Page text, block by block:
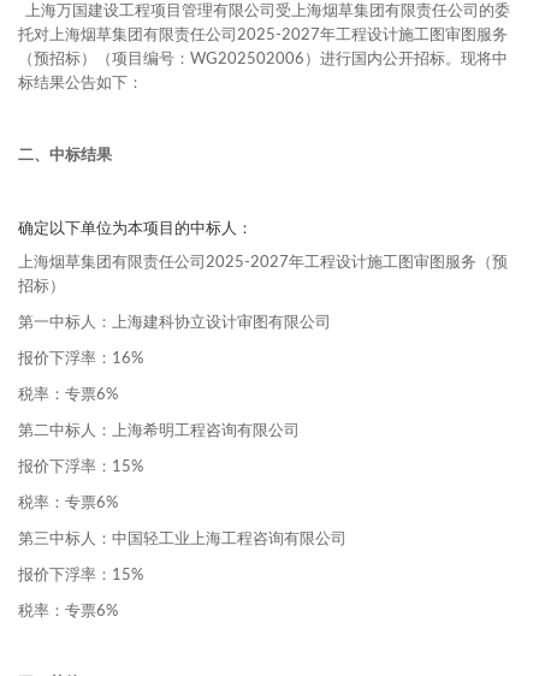
上海万国建设工程项目管理有限公司受上海烟草集团有限责任公司的委
托对上海烟草集团有限责任公司2025-2027年工程设计施工图审图服务
（预招标）（项目编号：WG202502006）进行国内公开招标。现将中
标结果公告如下：
二、中标结果
确定以下单位为本项目的中标人：
上海烟草集团有限责任公司2025-2027年工程设计施工图审图服务（预
招标）
第一中标人：上海建科协立设计审图有限公司
报价下浮率：16%
税率：专票6%
第二中标人：上海希明工程咨询有限公司
报价下浮率：15%
税率：专票6%
第三中标人：中国轻工业上海工程咨询有限公司
报价下浮率：15%
税率：专票6%